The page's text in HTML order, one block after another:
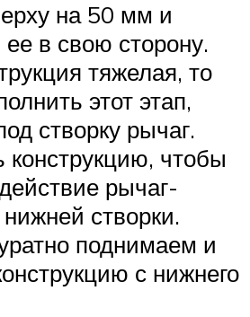
на 50 мм и
ее в свою сторону.
тяжелая, то
этот этап,
створку рычаг.
конструкцию, чтобы
рычаг-
створки.
поднимаем и
с нижнего